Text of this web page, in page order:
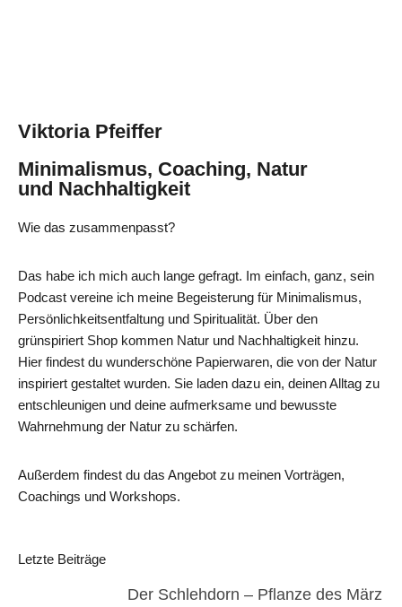
Viktoria Pfeiffer
Minimalismus, Coaching, Natur
und Nachhaltigkeit
Wie das zusammenpasst?
Das habe ich mich auch lange gefragt. Im einfach, ganz, sein
Podcast vereine ich meine Begeisterung für Minimalismus,
Persönlichkeitsentfaltung und Spiritualität. Über den
grünspiriert Shop kommen Natur und Nachhaltigkeit hinzu.
Hier findest du wunderschöne Papierwaren, die von der Natur
inspiriert gestaltet wurden. Sie laden dazu ein, deinen Alltag zu
entschleunigen und deine aufmerksame und bewusste
Wahrnehmung der Natur zu schärfen.
Außerdem findest du das Angebot zu meinen Vorträgen,
Coachings und Workshops.
Letzte Beiträge
Der Schlehdorn – Pflanze des März